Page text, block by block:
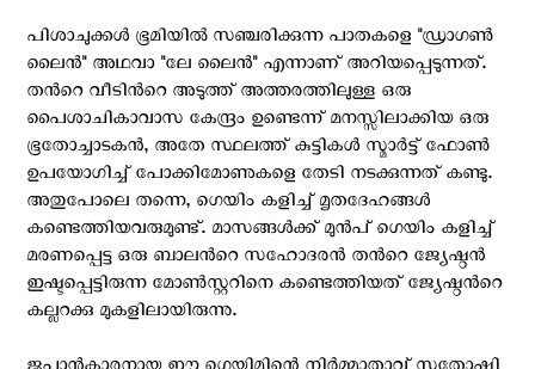
പിശാചുക്കള്‍ ഭൂമിയില്‍ സഞ്ചരിക്കുന്ന പാതകളെ "ഡ്രാഗണ്‍
ലൈന്‍" അഥവാ "ലേ ലൈന്‍" എന്നാണ് അറിയപ്പെടുന്നത്.
തന്‍റെ വീടിന്‍റെ അടുത്ത് അത്തരത്തിലുള്ള ഒരു
പൈശാചികാവാസ കേന്ദ്രം ഉണ്ടെന്ന് മനസ്സിലാക്കിയ ഒരു
ഭൂതോച്ചാടകന്‍, അതേ സ്ഥലത്ത് കുട്ടികള്‍ സ്മാര്‍ട്ട് ഫോണ്‍
ഉപയോഗിച്ച് പോക്കിമോണുകളെ തേടി നടക്കുന്നത് കണ്ടു.
അതുപോലെ തന്നെ, ഗെയിം കളിച്ച് മൃതദേഹങ്ങള്‍
കണ്ടെത്തിയവരുമുണ്ട്. മാസങ്ങള്‍ക്ക് മുന്‍പ് ഗെയിം കളിച്ച്
മരണപ്പെട്ട ഒരു ബാലന്‍റെ സഹോദരന്‍ തന്‍റെ ജ്യേഷ്ഠന്‍
ഇഷ്ടപ്പെട്ടിരുന്ന മോണ്‍സ്റ്ററിനെ കണ്ടെത്തിയത് ജ്യേഷ്ഠന്‍റെ
കല്ലറക്കു മുകളിലായിരുന്നു.‍